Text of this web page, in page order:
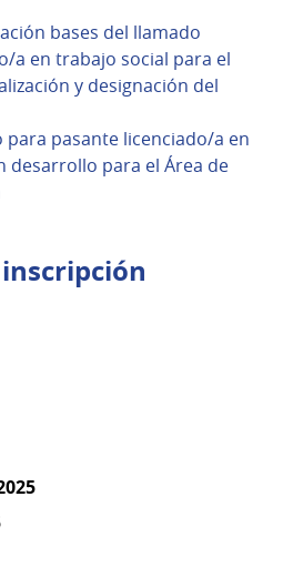
bases del llamado
a en trabajo social para el
y designación del
para pasante licenciado/a en
desarrollo para el Área de